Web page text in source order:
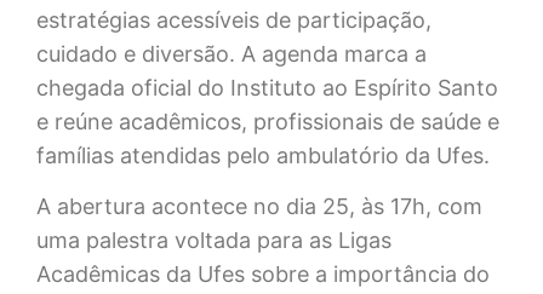
estratégias acessíveis de participação,
cuidado e diversão. A agenda marca a
chegada oficial do Instituto ao Espírito Santo
e reúne acadêmicos, profissionais de saúde e
famílias atendidas pelo ambulatório da Ufes.
A abertura acontece no dia 25, às 17h, com
uma palestra voltada para as Ligas
Acadêmicas da Ufes sobre a importância do